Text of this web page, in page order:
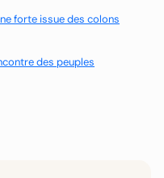
forte issue des colons
des peuples